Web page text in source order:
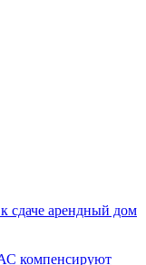
сдаче арендный дом
компенсируют